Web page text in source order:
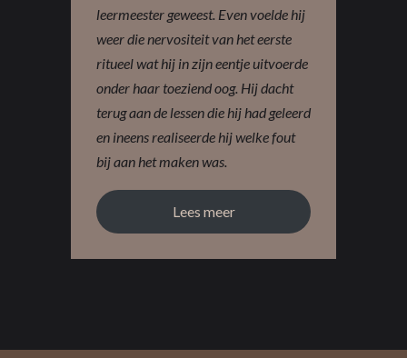
leermeester geweest. Even voelde hij
weer die nervositeit van het eerste
ritueel wat hij in zijn eentje uitvoerde
onder haar toeziend oog. Hij dacht
terug aan de lessen die hij had geleerd
en ineens realiseerde hij welke fout
bij aan het maken was.
Lees meer